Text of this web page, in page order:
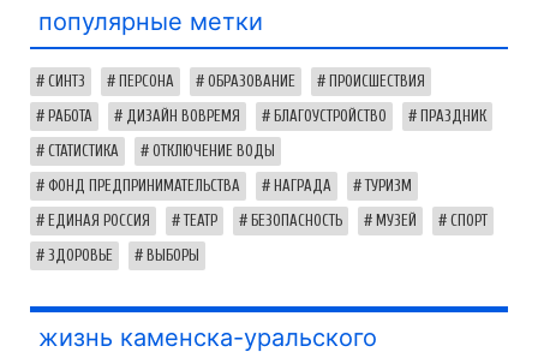
популярные метки
СИНТЗ ПЕРСОНА ОБРАЗОВАНИЕ ПРОИСШЕСТВИЯ
РАБОТА ДИЗАЙН ВОВРЕМЯ БЛАГОУСТРОЙСТВО ПРАЗДНИК
СТАТИСТИКА ОТКЛЮЧЕНИЕ ВОДЫ
ФОНД ПРЕДПРИНИМАТЕЛЬСТВА НАГРАДА ТУРИЗМ
ЕДИНАЯ РОССИЯ ТЕАТР БЕЗОПАСНОСТЬ МУЗЕЙ СПОРТ
ЗДОРОВЬЕ ВЫБОРЫ
жизнь каменска-уральского